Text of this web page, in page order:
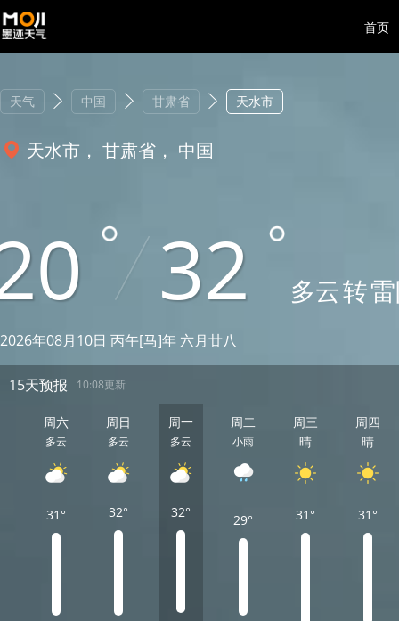
首页
天气 中国 甘肃省 天水市
天水市， 甘肃省， 中国
32 多云转
2026年08月10日 丙午[马]年 六月廿八
15天预报 10:08更新
周六
多云
31°
周日
多云
32°
周一
多云
32°
周二
小雨
29°
周三
晴
31°
周四
晴
31°